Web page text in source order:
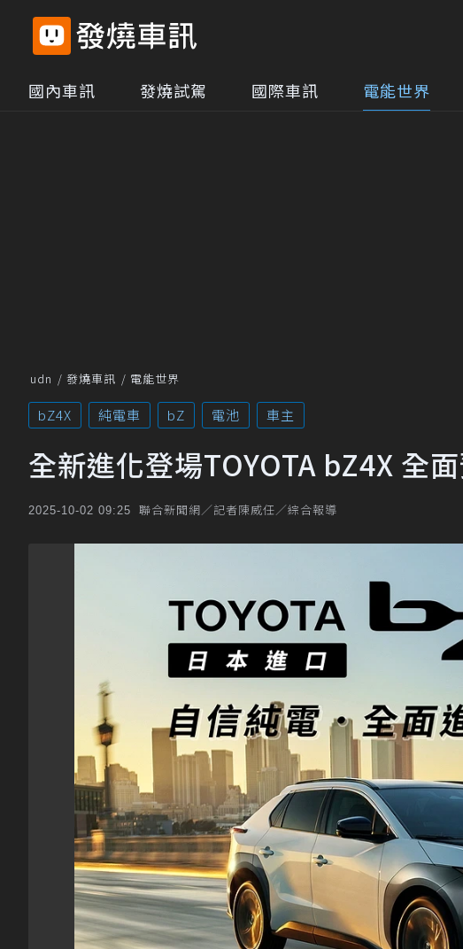
國內車訊 發燒試駕 國際車訊 電能世界
udn 發燒車訊 電能世界
bZ4X 純電車 bZ 電池 車主
全新進化登場TOYOTA bZ4X 全
2025-10-02 09:25 聯合新聞網／記者陳威任／綜合報導